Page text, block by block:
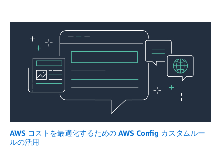
AWS コストを最適化するための AWS Config カスタムルー
ルの活用